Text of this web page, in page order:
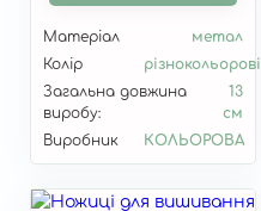
Матеріал
метал
Колір
різнокольорові
Загальна довжина
виробу:
13
см
Виробник
КОЛЬОРОВА